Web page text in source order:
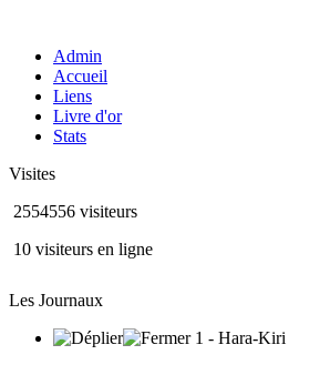
Admin
Accueil
Liens
Livre d'or
Stats
Visites
2554556 visiteurs
10 visiteurs en ligne
Les Journaux
1 - Hara-Kiri